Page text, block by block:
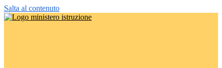
Salta al contenuto